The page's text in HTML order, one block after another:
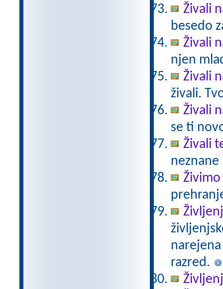
Živali
besedo
Živali
njen
Živali
živali.
Živali
se ti
Živali
neznane
razred.